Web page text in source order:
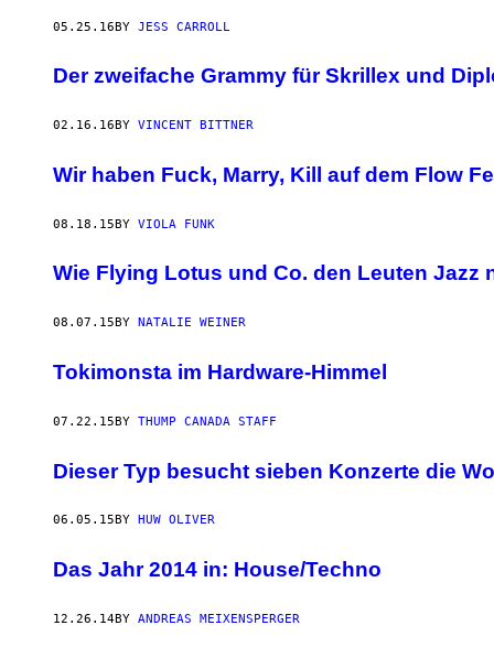
05.25.16BY JESS CARROLL
Der zweifache Grammy für Skrillex und
02.16.16 BY VINCENT BITTNER
Wir haben Fuck, Marry, Kill auf dem Flow
08.18.15BY VIOLA FUNK
Wie Flying Lotus und Co. den Leuten Jazz
08.07.15 BY NATALIE WEINER
Tokimonsta im Hardware-Himmel
07.22.15BY THUMP CANADA STAFF
Dieser Typ besucht sieben Konzerte die
06.05.15 BY HUW OLIVER
Das Jahr 2014 in: House/Techno
12.26.14BY ANDREAS MEIXENSPERGER